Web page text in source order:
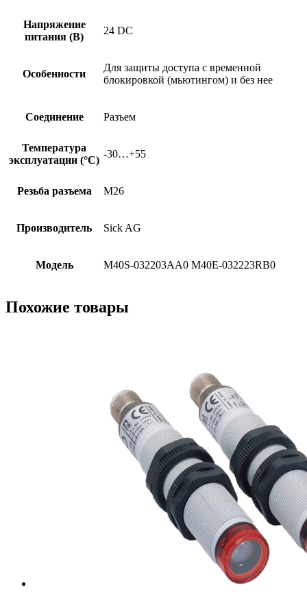
Напряжение
питания (В)
24 DC
Особенности
Для защиты доступа с временной
блокировкой (мьютингом) и без нее
Соединение Разъем
Температура
эксплуатации (°C)
-30…+55
Резьба разъема M26
Производитель Sick AG
Модель M40S-032203AA0 M40E-032223RB0
Похожие товары